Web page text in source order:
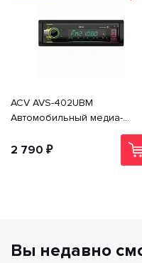
ACV AVS-402UBM
Автомобильный медиа-
ресивер с Bluetooth USB,
USB Type-C
2 790 ₽
Вы недавно